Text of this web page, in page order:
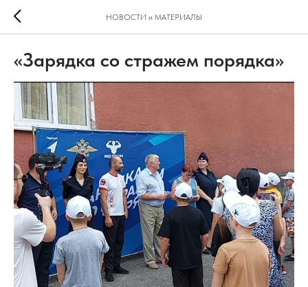
НОВОСТИ и МАТЕРИАЛЫ
«Зарядка со стражем порядка»